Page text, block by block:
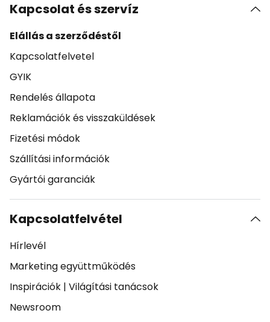
Kapcsolat és szervíz
Elállás a szerződéstől
Kapcsolatfelvetel
GYIK
Rendelés állapota
Reklamációk és visszaküldések
Fizetési módok
Szállítási információk
Gyártói garanciák
Kapcsolatfelvétel
Hírlevél
Marketing együttműködés
Inspirációk | Világítási tanácsok
Newsroom